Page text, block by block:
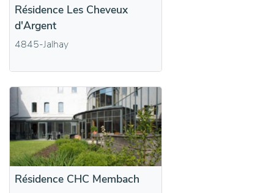
Résidence Les Cheveux
d'Argent
4845-Jalhay
Résidence CHC Membach